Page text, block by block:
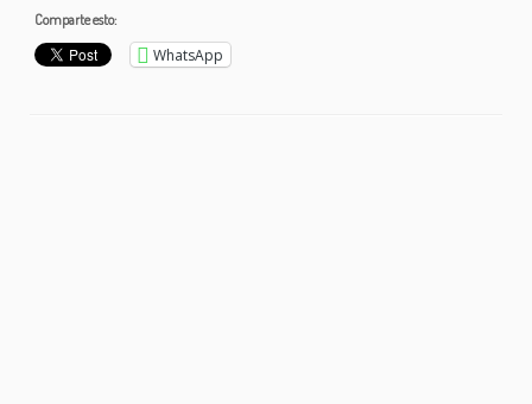
Comparte esto:
WhatsApp